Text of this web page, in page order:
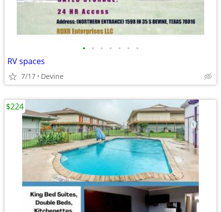
• • • • • • •
RV spaces
7/17 Devine
$224